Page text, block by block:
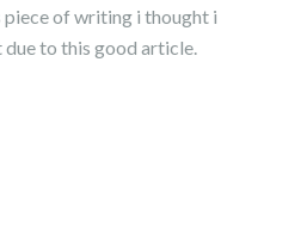
piece of writing i thought i
to this good article.